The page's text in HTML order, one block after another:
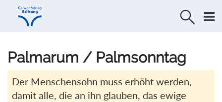
Direkt
Direkt
Palmarum / Palmsonntag
Der Menschensohn muss erhöht werden,
damit alle, die an ihn glauben, das ewige